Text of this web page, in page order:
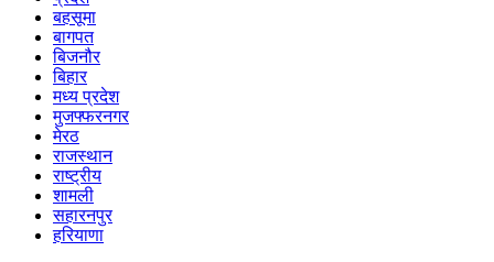
बहसूमा
बागपत
बिजनौर
बिहार
मध्य प्रदेश
मुजफ्फरनगर
मेरठ
राजस्थान
राष्ट्रीय
शामली
सहारनपुर
हरियाणा